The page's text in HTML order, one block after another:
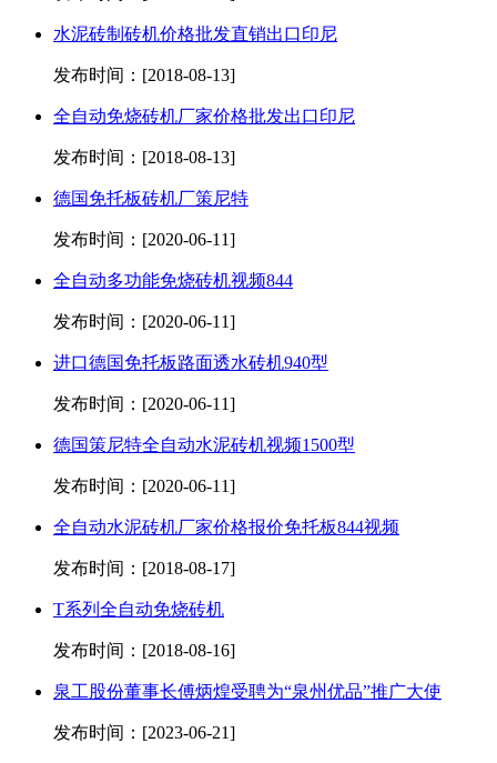
水泥砖制砖机价格批发直销出口印尼
发布时间：[2018-08-13]
全自动免烧砖机厂家价格批发出口印尼
发布时间：[2018-08-13]
德国免托板砖机厂策尼特
发布时间：[2020-06-11]
全自动多功能免烧砖机视频844
发布时间：[2020-06-11]
进口德国免托板路面透水砖机940型
发布时间：[2020-06-11]
德国策尼特全自动水泥砖机视频1500型
发布时间：[2020-06-11]
全自动水泥砖机厂家价格报价免托板844视频
发布时间：[2018-08-17]
T系列全自动免烧砖机
发布时间：[2018-08-16]
泉工股份董事长傅炳煌受聘为“泉州优品”推广大使
发布时间：[2023-06-21]